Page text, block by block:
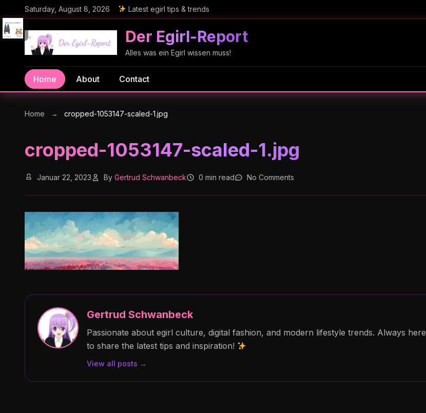
Saturday, August 8, 2026 Latest egirl tips & trends
Der Egirl-Report
Alles was ein Egirl wissen muss!
Home About Contact
Home → cropped-1053147-scaled-1.jpg
cropped-1053147-scaled-1.jpg
Januar 22, 2023 By Gertrud Schwanbeck 0 min read No Comments
Gertrud Schwanbeck
Passionate about egirl culture, digital fashion, and modern lifestyle trends. Always here
to share the latest tips and inspiration!
View all posts →